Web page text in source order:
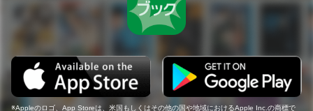
Appleのロゴ、App Storeは、米国もしくはその他の国や地域におけるApple Inc.の商標で